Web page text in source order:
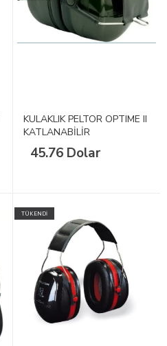
KULAKLIK PELTOR OPTIME II
KATLANABİLİR
45.76 Dolar
TÜKENDİ